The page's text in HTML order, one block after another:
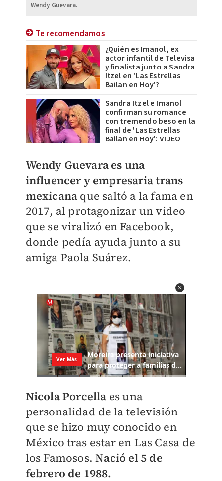
Wendy Guevara.
Te recomendamos
¿Quién es Imanol, ex
actor infantil de Televisa
y finalista junto a Sandra
Itzel en 'Las Estrellas
Bailan en Hoy'?
Sandra Itzel e Imanol
confirman su romance
con tremendo beso en la
final de 'Las Estrellas
Bailan en Hoy': VIDEO
Wendy Guevara es una
influencer y empresaria trans
mexicana que saltó a la fama en
2017, al protagonizar un video
que se viralizó en Facebook,
donde pedía ayuda junto a su
amiga Paola Suárez.
Nicola Porcella es una
personalidad de la televisión
que se hizo muy conocido en
México tras estar en Las Casa de
los Famosos.Nació el 5 de
febrero de 1988.